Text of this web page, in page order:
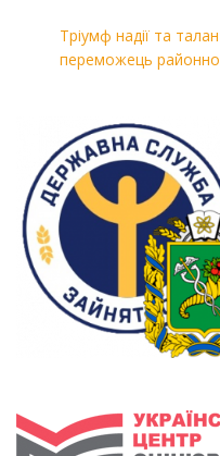
Тріумф надії та
переможець